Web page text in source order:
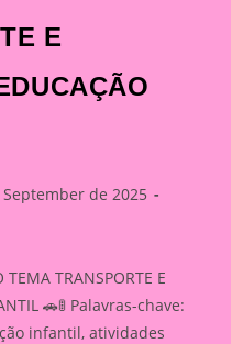
E
de 2025
TRANSPORTE E
🚗🚦 Palavras-chave:
infantil, atividades